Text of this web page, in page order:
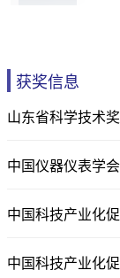
获奖信息
山东省科学技术奖
中国仪器仪表学
中国科技产业化
中国科技产业化